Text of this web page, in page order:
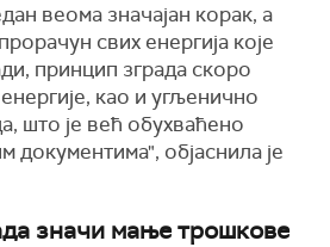
веома значајан корак, а
свих енергија које
принцип зграда скоро
као и угљенично
што је већ обухваћено
документима", објаснила је
значи мање трошкове